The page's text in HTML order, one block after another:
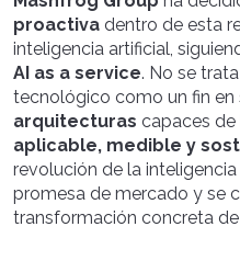
proactiva dentro de esta
inteligencia artificial,
AI as a service. No se
tecnológico como un fin en
arquitecturas capaces de
aplicable, medible y
revolución de la
promesa de mercado y se
transformación concreta